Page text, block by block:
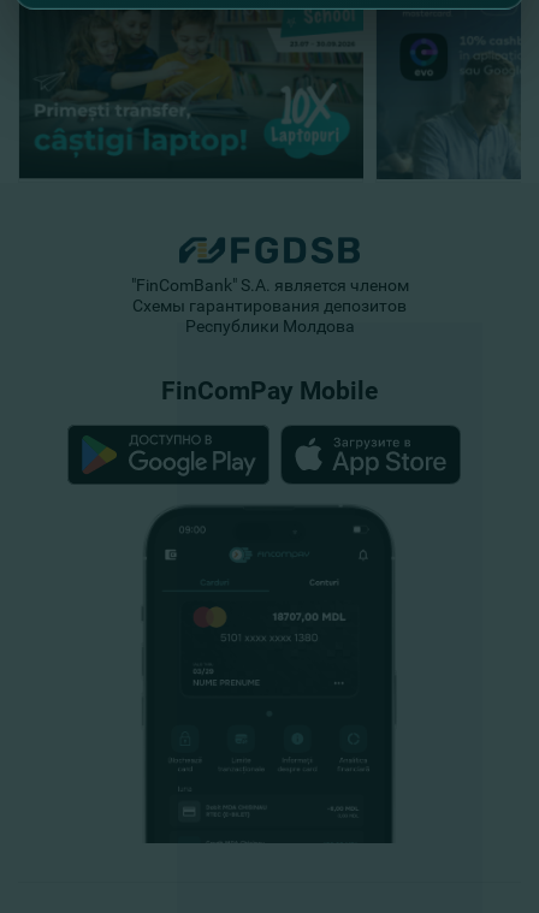
"FinComBank" S.A. является членом
Схемы гарантирования депозитов
Республики Молдова
FinComPay Mobile